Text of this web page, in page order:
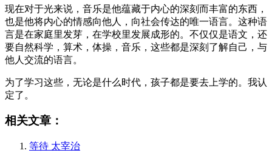
现在对于光来说，音乐是他蕴藏于内心的深刻而丰富的东西，
也是他将内心的情感向他人，向社会传达的唯一语言。这种语
言是在家庭里发芽，在学校里发展成形的。不仅仅是语文，还
要自然科学，算术，体操，音乐，这些都是深刻了解自己，与
他人交流的语言。
为了学习这些，无论是什么时代，孩子都是要去上学的。我认
定了。
相关文章：
等待 太宰治